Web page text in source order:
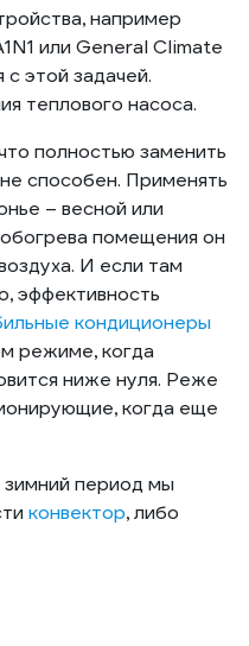
например
или General Climate
с этой задачей.
теплового насоса.
полностью заменить
способен. Применять
– весной или
помещения он
И если там
эффективность
кондиционеры
режиме, когда
ниже нуля. Реже
когда еще
период мы
конвектор, либо